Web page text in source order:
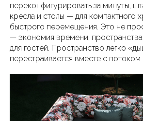
переконфигурировать за минуты,
кресла и столы — для компактного
быстрого перемещения. Это не
— экономия времени, пространства
для гостей. Пространство легко
перестраивается вместе с потоком